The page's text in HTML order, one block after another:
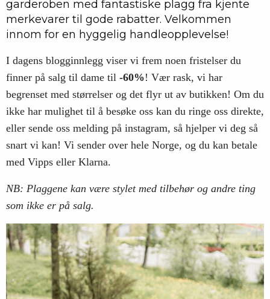
garderoben med fantastiske plagg fra kjente
merkevarer til gode rabatter. Velkommen
innom for en hyggelig handleopplevelse!
I dagens blogginnlegg viser vi frem noen fristelser du
finner på salg til dame til -60%! Vær rask, vi har
begrenset med størrelser og det flyr ut av butikken! Om du
ikke har mulighet til å besøke oss kan du ringe oss direkte,
eller sende oss melding på instagram, så hjelper vi deg så
snart vi kan! Vi sender over hele Norge, og du kan betale
med Vipps eller Klarna.
NB: Plaggene kan være stylet med tilbehør og andre ting
som ikke er på salg.